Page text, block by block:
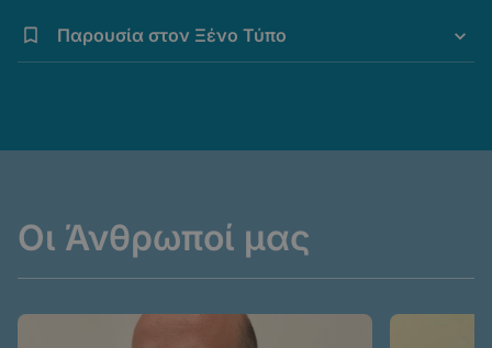
Παρουσία στον Ξένο Τύπο
Οι Άνθρωποί μας